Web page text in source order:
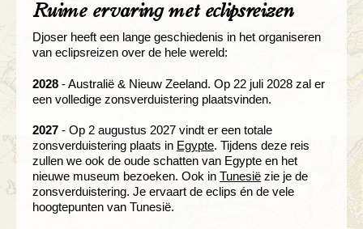
Ruime ervaring met eclipsreizen
Djoser heeft een lange geschiedenis in het organiseren
van eclipsreizen over de hele wereld:
2028 - Australië & Nieuw Zeeland. Op 22 juli 2028 zal er
een volledige zonsverduistering plaatsvinden.
2027 - Op 2 augustus 2027 vindt er een totale
zonsverduistering plaats in Egypte. Tijdens deze reis
zullen we ook de oude schatten van Egypte en het
nieuwe museum bezoeken. Ook in Tunesië zie je de
zonsverduistering. Je ervaart de eclips én de vele
hoogtepunten van Tunesië.